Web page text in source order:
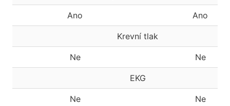
Ano Ano
Krevní tlak
Ne Ne
EKG
Ne Ne